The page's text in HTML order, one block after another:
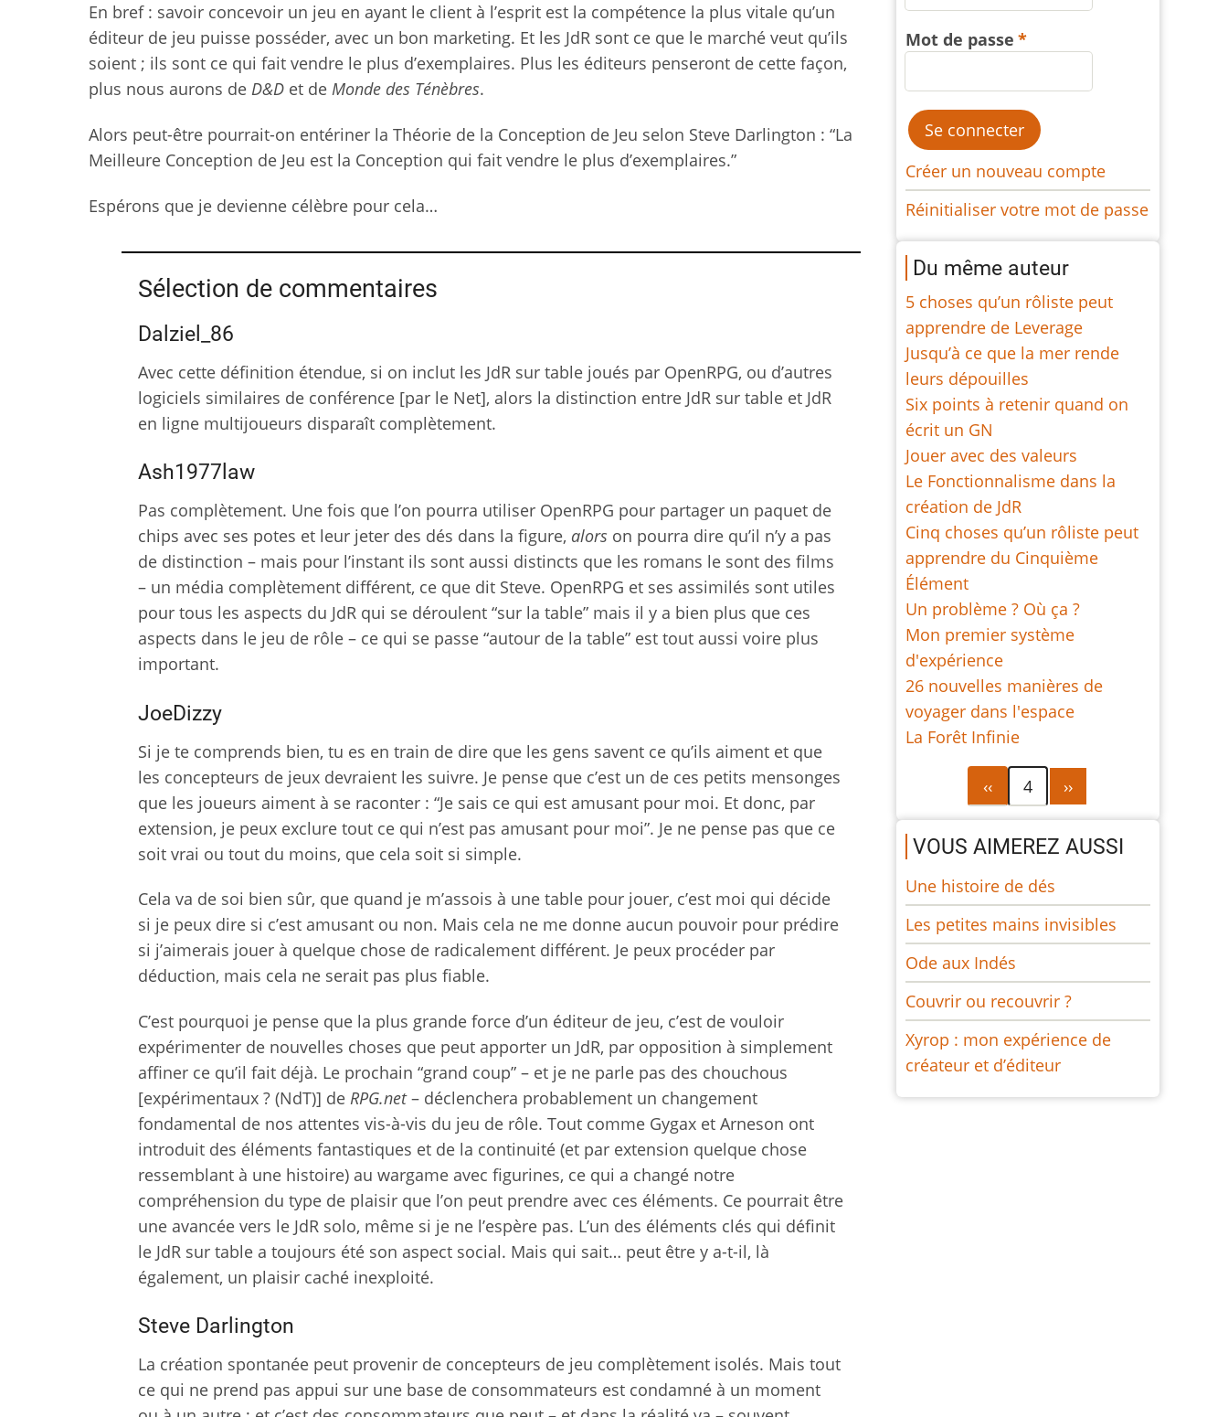
En bref : savoir concevoir un jeu en ayant le client à l’esprit est la compétence la plus vitale qu’un
éditeur de jeu puisse posséder, avec un bon marketing. Et les JdR sont ce que le marché veut qu’ils
soient ; ils sont ce qui fait vendre le plus d’exemplaires. Plus les éditeurs penseront de cette façon,
plus nous aurons de D&D et de Monde des Ténèbres.
Alors peut-être pourrait-on entériner la Théorie de la Conception de Jeu selon Steve Darlington : “La
Meilleure Conception de Jeu est la Conception qui fait vendre le plus d’exemplaires.”
Espérons que je devienne célèbre pour cela…
Sélection de commentaires
Dalziel_86
Avec cette définition étendue, si on inclut les JdR sur table joués par OpenRPG, ou d’autres
logiciels similaires de conférence [par le Net], alors la distinction entre JdR sur table et JdR
en ligne multijoueurs disparaît complètement.
Ash1977law
Pas complètement. Une fois que l’on pourra utiliser OpenRPG pour partager un paquet de
chips avec ses potes et leur jeter des dés dans la figure, alors on pourra dire qu’il n’y a pas
de distinction – mais pour l’instant ils sont aussi distincts que les romans le sont des films
– un média complètement différent, ce que dit Steve. OpenRPG et ses assimilés sont utiles
pour tous les aspects du JdR qui se déroulent “sur la table” mais il y a bien plus que ces
aspects dans le jeu de rôle – ce qui se passe “autour de la table” est tout aussi voire plus
important.
JoeDizzy
Si je te comprends bien, tu es en train de dire que les gens savent ce qu’ils aiment et que
les concepteurs de jeux devraient les suivre. Je pense que c’est un de ces petits mensonges
que les joueurs aiment à se raconter : “Je sais ce qui est amusant pour moi. Et donc, par
extension, je peux exclure tout ce qui n’est pas amusant pour moi”. Je ne pense pas que ce
soit vrai ou tout du moins, que cela soit si simple.
Cela va de soi bien sûr, que quand je m’assois à une table pour jouer, c’est moi qui décide
si je peux dire si c’est amusant ou non. Mais cela ne me donne aucun pouvoir pour prédire
si j’aimerais jouer à quelque chose de radicalement différent. Je peux procéder par
déduction, mais cela ne serait pas plus fiable.
C’est pourquoi je pense que la plus grande force d’un éditeur de jeu, c’est de vouloir
expérimenter de nouvelles choses que peut apporter un JdR, par opposition à simplement
affiner ce qu’il fait déjà. Le prochain “grand coup” – et je ne parle pas des chouchous
[expérimentaux ? (NdT)] de RPG.net– déclenchera probablement un changement
fondamental de nos attentes vis-à-vis du jeu de rôle. Tout comme Gygax et Arneson ont
introduit des éléments fantastiques et de la continuité (et par extension quelque chose
ressemblant à une histoire) au wargame avec figurines, ce qui a changé notre
compréhension du type de plaisir que l’on peut prendre avec ces éléments. Ce pourrait être
une avancée vers le JdR solo, même si je ne l’espère pas. L’un des éléments clés qui définit
le JdR sur table a toujours été son aspect social. Mais qui sait… peut être y a-t-il, là
également, un plaisir caché inexploité.
Steve Darlington
La création spontanée peut provenir de concepteurs de jeu complètement isolés. Mais tout
ce qui ne prend pas appui sur une base de consommateurs est condamné à un moment
Mot de passe
Créer un nouveau compte
Réinitialiser votre mot de passe
Du même auteur
5 choses qu’un rôliste peut
apprendre de Leverage
Jusqu’à ce que la mer rende
leurs dépouilles
Six points à retenir quand on
écrit un GN
Jouer avec des valeurs
Le Fonctionnalisme dans la
création de JdR
Cinq choses qu’un rôliste peut
apprendre du Cinquième
Élément
Un problème ? Où ça ?
Mon premier système
d'expérience
26 nouvelles manières de
voyager dans l'espace
La Forêt Infinie
Pagination
Page
précédente
‹‹ 4
Page
suivante
››
VOUS AIMEREZ AUSSI
Une histoire de dés
Les petites mains invisibles
Ode aux Indés
Couvrir ou recouvrir ?
Xyrop : mon expérience de
créateur et d’éditeur